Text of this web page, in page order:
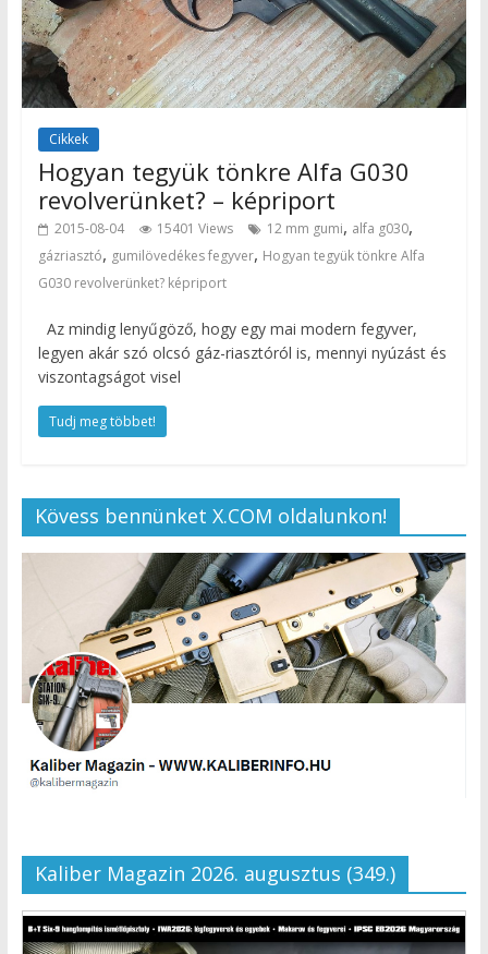
Cikkek
Hogyan tegyük tönkre Alfa G030
revolverünket? – képriport
2015-08-04 15401 Views 12 mm gumi, alfa g030,
gázriasztó, gumilövedékes fegyver, Hogyan tegyük tönkre Alfa
G030 revolverünket? képriport
Az mindig lenyűgöző, hogy egy mai modern fegyver,
legyen akár szó olcsó gáz-riasztóról is, mennyi nyúzást és
viszontagságot visel
Tudj meg többet!
Kövess bennünket X.COM oldalunkon!
Kaliber Magazin 2026. augusztus (349.)